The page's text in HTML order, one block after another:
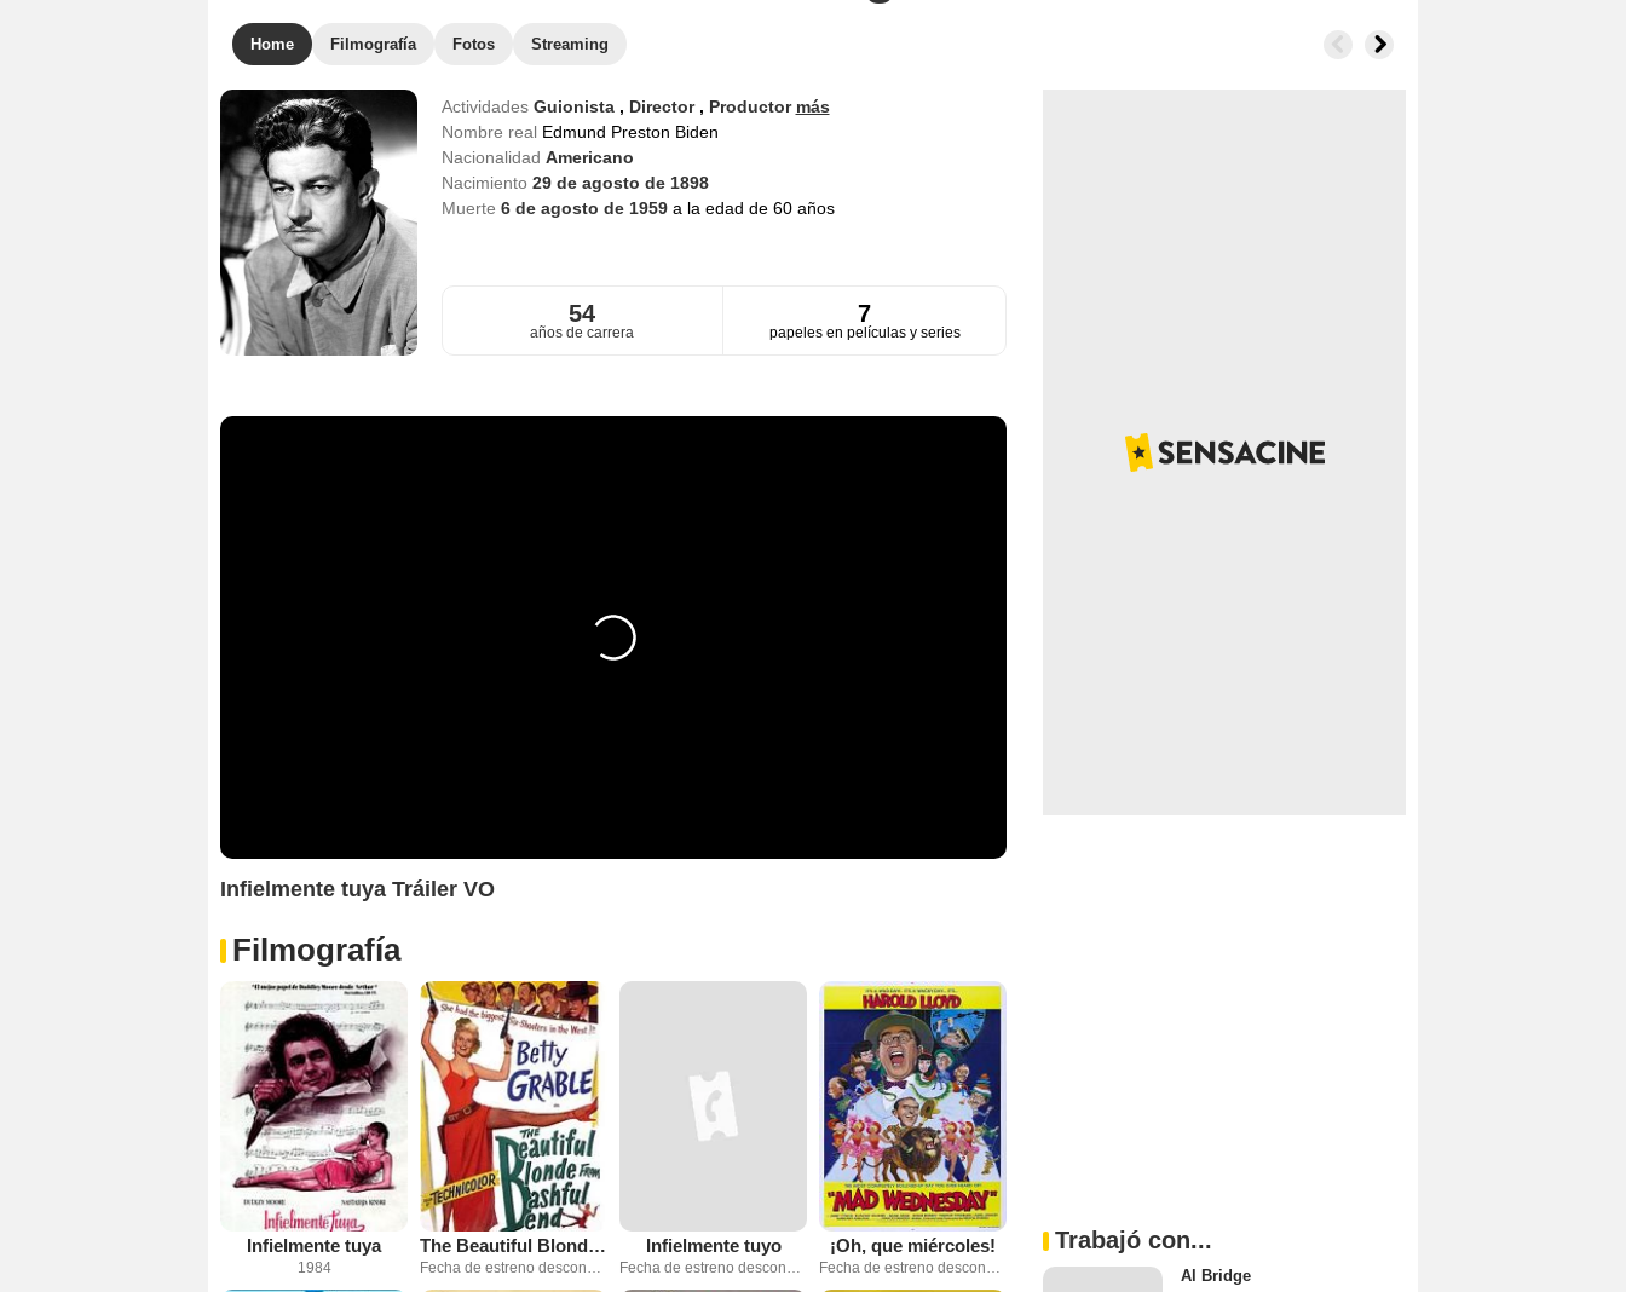
Home Filmografía Fotos Streaming
Actividades Guionista , Director , Productor más
Nombre real Edmund Preston Biden
Nacionalidad Americano
Nacimiento 29 de agosto de 1898
Muerte 6 de agosto de 1959 a la edad de 60 años
54
años de carrera
7
papeles en películas y series
Infielmente tuya Tráiler VO
Filmografía
Infielmente tuya
1984
The Beautiful Blonde From Bashful Bend Infielmente tuyo ¡Oh, que miércoles! Trabajó con...
Al Bridge